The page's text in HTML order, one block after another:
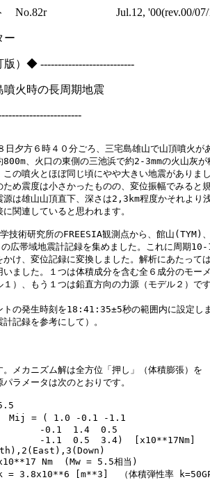
ト No.82r Jul.12, '00(rev.00/07/
ー
）◆ ---------------------------
火時の長周期地震
夕方６時４０分ごろ、三宅島雄山で山頂噴火が
800m、火口の東側の三池浜で約2-3mmの火山灰が
この噴火とほぼ同じ頃にやや大きい地震がありま
め震度は小さかったものの、変位振幅でみると
源は雄山山頂直下、深さは2,3km程度かそれより
関連していると思われます。
技術研究所のFREESIA観測点から、館山(TYM)
帯域地震計記録を集めました。これに周期10-
け、変位記録に変換しました。解析にあたって
いました。１つは体積成分を含む全６成分のモー
１）、もう１つは鉛直方向の力源（モデル２）で
トの発生時刻を18:41:35±5秒の範囲内に設定し
記録を参考にして）。
。メカニズム解は全方位「押し」（体積膨張）を
ラメータは次のとおりです。
　 Mij = ( 1.0 -0.1 -1.1
0.5
3.4)  [x10**17Nm]
Nm  (Mw = 5.5相当)
= 3.8x10**6 [m**3]  （体積弾性率